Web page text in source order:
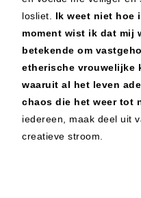
losliet. Ik weet niet hoe
moment wist ik dat mij
betekende om
etherische vrouwelijke
waaruit al het leven
chaos die het weer tot
iedereen, maak deel uit
creatieve stroom.